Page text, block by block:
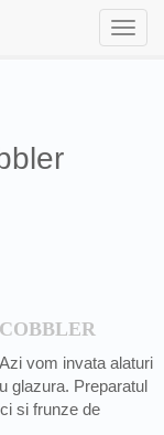
vom invata alaturi
glazura. Preparatul
si frunze de